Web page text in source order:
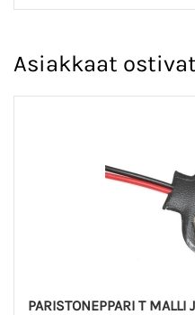
Asiakkaat
PARISTONEPPARI T MALLI